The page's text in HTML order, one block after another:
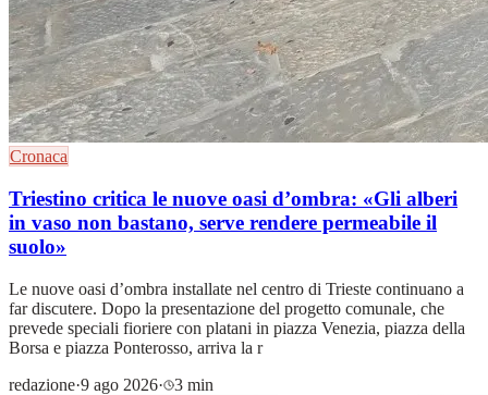
Cronaca
Triestino critica le nuove oasi d’ombra: «Gli alberi
in vaso non bastano, serve rendere permeabile il
suolo»
Le nuove oasi d’ombra installate nel centro di Trieste continuano a
far discutere. Dopo la presentazione del progetto comunale, che
prevede speciali fioriere con platani in piazza Venezia, piazza della
Borsa e piazza Ponterosso, arriva la r
redazione·9 ago 2026· 3 min